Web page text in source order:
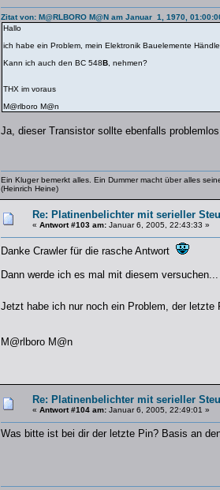
Zitat von: M@RLBORO M@N am Januar 1, 1970,
Hallo
ich habe ein Problem, mein Elektronik Bauelemente
Kann ich auch den BC 548B , nehmen?
THX im voraus
M@rlboro M@n
Ja, dieser Transistor sollte ebenfalls
Ein Kluger bemerkt alles. Ein Dummer macht über alles
(Heinrich Heine)
Re: Platinenbelichter mit serieller
« Antwort #103 am: Januar 6, 2005, 22:43:33 »
Danke Crawler für die rasche Antwort
Dann werde ich es mal mit diesem versuchen...
Jetzt habe ich nur noch ein Problem, der
M@rlboro M@n
Re: Platinenbelichter mit serieller
« Antwort #104 am: Januar 6, 2005, 22:49:01 »
Was bitte ist bei dir der letzte Pin? Basis an